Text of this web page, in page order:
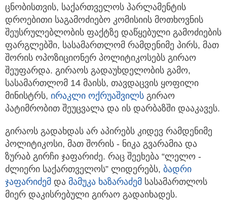
ცნობისთვის, საქართველოს პარლამენტის
დროებითი საგამოძიებო კომისიის მოთხოვნის
შეუსრულებლობის ფაქტზე დაწყებული გამოძიების
ფარგლებში, სასამართლომ რამდენიმე პირს, მათ
შორის ოპოზიციონერ პოლიტიკოსებს გირაო
შეუფარდა. გირაოს გადაუხდელობის გამო,
სასამართლომ 14 მაისს, თავდაცვის ყოფილი
მინისტრს, ირაკლი ოქრუაშვილს გირაო
პატიმრობით შეუცვალა და ის დარბაზში დააკავეს.
გირაოს გადახდას არ აპირებს კიდევ რამდენიმე
პოლიტიკოსი, მათ შორის - ნიკა გვარამია და
ზურაბ გირჩი ჯაფარიძე. რაც შეეხება “ლელო -
ძლიერი საქართველოს” ლიდერებს, ბადრი
ჯაფარიძემ და მამუკა ხაზარაძემ სასამართლოს
მიერ დაკისრებული გირაო გადაიხადეს.